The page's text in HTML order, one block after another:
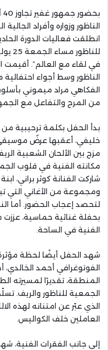
الناظور وزواره وأفراد
انطلقت فعاليات الدورة
في لقاء مع العالم”. أقيمت
الناظور وسط أجواء احتفالية
الفكاهي مراد ميموني
من المرح والتفاعل مع
بدأ الحفل بكلمة ترحيبية
خليفي، أعقبها عرضٌ موسيقي
مزج بين الألحان الشعبية
مكانته الفنية في قلوب
شاركت الفنانة كوثر براني،
ومجموعة من الأغاني التي
لتحصد إعجاب الحضور. أما
بحفلة غنائية حماسية، عززت
الفنية في الساحة.
شهد الحفل أيضًا لحظة مؤثرة
الفوتوغرافي أحمد الخالدي،
المنطقة، تقديرًا لمسيرته
الجمعية للناظور والريف.
الذي عبّر عن امتنانه لهذه
العاملين خلف الكواليس.
إلى جانب الفقرات الفنية،